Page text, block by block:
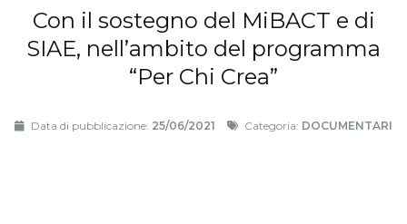
Con il sostegno del MiBACT e di
SIAE, nell’ambito del programma
“Per Chi Crea”
Data di pubblicazione: 25/06/2021 Categoria: DOCUMENTARI